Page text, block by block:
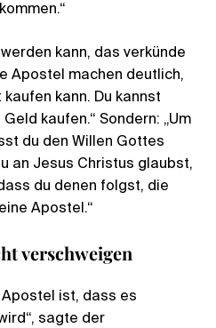
kann, das verkünde
Apostel machen deutlich,
kann. Du kannst
kaufen.“ Sondern: „Um
du den Willen Gottes
an Jesus Christus glaubst,
du denen folgst, die
Apostel.“
verschweigen
Apostel ist, dass es
sagte der